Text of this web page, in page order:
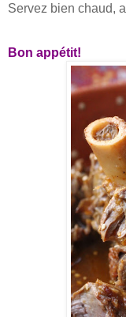
Servez bien chaud,
Bon appétit!